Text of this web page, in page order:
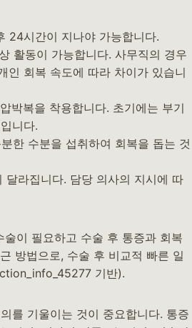
24시간이 지나야 가능합니다.
활동이 가능합니다. 사무직의 경우
인 회복 속도에 따라 차이가 있습니
박복을 착용합니다. 초기에는 부기
니다.
한 수분을 섭취하여 회복을 돕는 것
라집니다. 담당 의사의 지시에 따
이 필요하고 수술 후 통증과 회복
방법으로, 수술 후 비교적 빠른 일
기반).
를 기울이는 것이 중요합니다. 통증